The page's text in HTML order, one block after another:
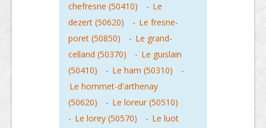
chefresne (50410)
- Le
dezert (50620)
- Le fresne-
poret (50850)
- Le grand-
celland (50370)
- Le guislain
(50410)
- Le ham (50310)
-
Le hommet-d'arthenay
(50620)
- Le loreur (50510)
- Le lorey (50570) - Le luot